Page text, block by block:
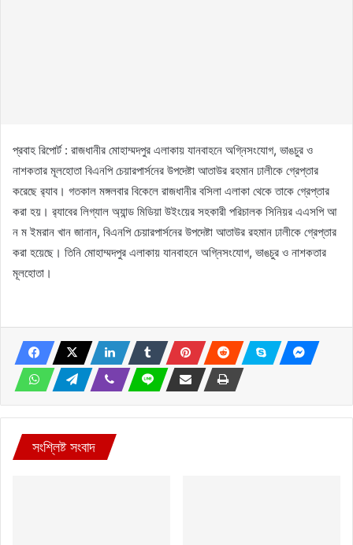
প্রবাহ রিপোর্ট : রাজধানীর মোহাম্মদপুর এলাকায় যানবাহনে অগ্নিসংযোগ, ভাঙচুর ও
নাশকতার মূলহোতা বিএনপি চেয়ারপার্সনের উপদেষ্টা আতাউর রহমান ঢালীকে গ্রেপ্তার
করেছে র‌্যাব। গতকাল মঙ্গলবার বিকেলে রাজধানীর বসিলা এলাকা থেকে তাকে গ্রেপ্তার
করা হয়। র‌্যাবের লিগ্যাল অ্যান্ড মিডিয়া উইংয়ের সহকারী পরিচালক সিনিয়র এএসপি আ
ন ম ইমরান খান জানান, বিএনপি চেয়ারপার্সনের উপদেষ্টা আতাউর রহমান ঢালীকে গ্রেপ্তার
করা হয়েছে। তিনি মোহাম্মদপুর এলাকায় যানবাহনে অগ্নিসংযোগ, ভাঙচুর ও নাশকতার
মূলহোতা।
সংশ্লিষ্ট সংবাদ